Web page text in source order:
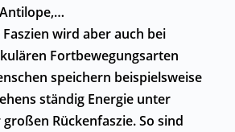
wird aber auch bei
Fortbewegungsarten
speichern beispielsweise
ständig Energie unter
Rückenfaszie. So sind